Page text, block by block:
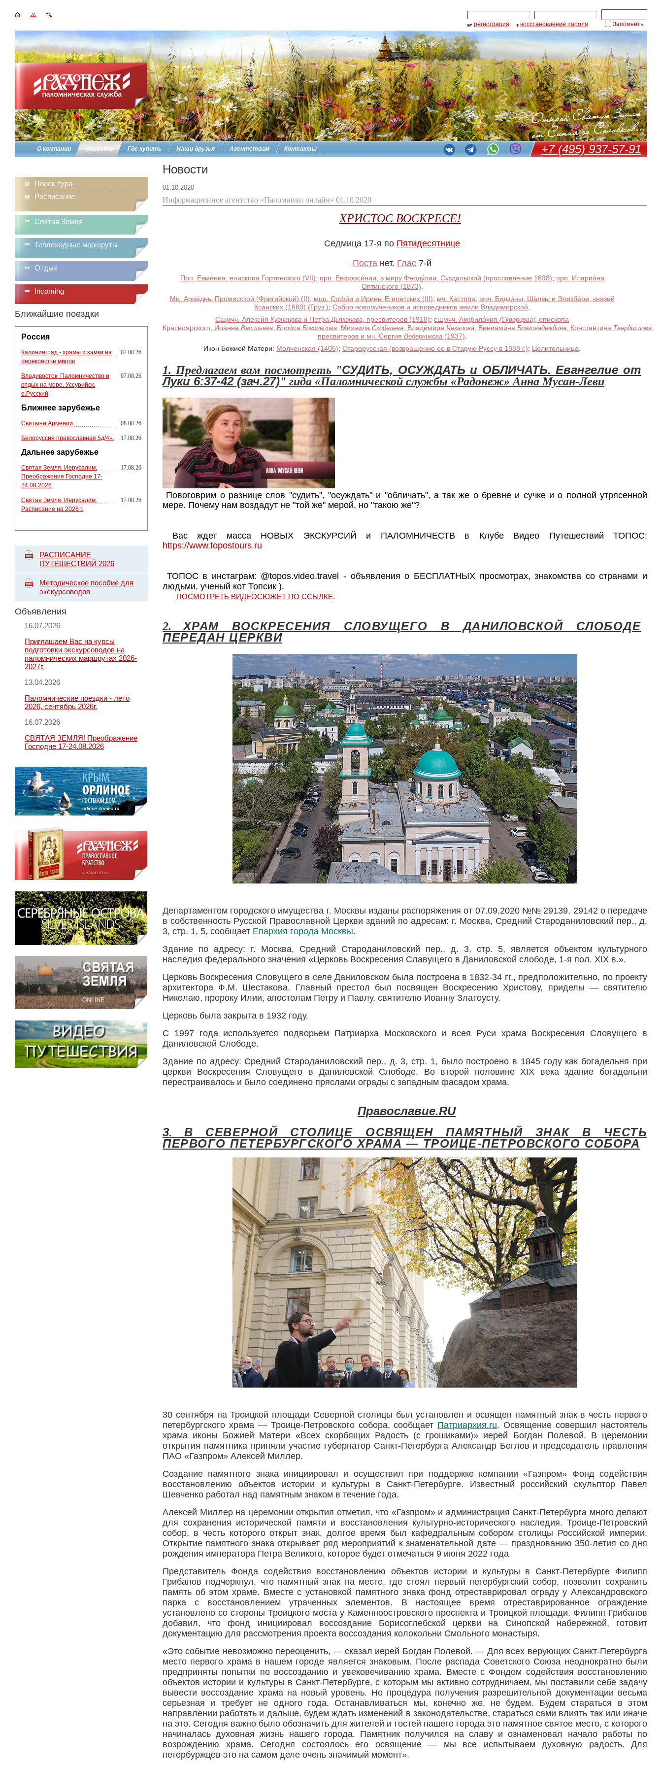
регистрация восстановление пароля Запомнить
О компании Новости Где купить Наши друзья Агентствам Контакты +7 (495) 937-57-91
Поиск тура
Расписание
Святая Земля
Теплоходные маршруты
Отдых
Incoming
Ближайшие поездки
Россия
Калининград - храмы и замки на
перекрестке миров
07.08.26
Владивосток. Паломничество и
отдых на море. Уссурийск.
о.Русский
07.08.26
Ближнее зарубежье
Святыни Армении 08.08.26
Белоруссия православная 5д/4н. 17.08.26
Дальнее зарубежье
Святая Земля. Иерусалим.
Преображение Господне 17-
24.08.2026
17.08.26
Святая Земля. Иерусалим.
Расписание на 2026 г.
17.08.26
РАСПИСАНИЕ
ПУТЕШЕСТВИЙ 2026
Методическое пособие для
экскурсоводов
Объявления
16.07.2026
Приглашаем Вас на курсы
подготовки экскурсоводов на
паломнических маршрутах 2026-
2027г.
13.04.2026
Паломнические поездки - лето
2026, сентябрь 2026г.
16.07.2026
СВЯТАЯ ЗЕМЛЯ! Преображение
Господне 17-24.08.2026
Новости
01.10.2020
Информационное агентство «Паломники онлайн» 01.10.2020
ХРИСТОС ВОСКРЕСЕ!
Седмица 17-я по Пятидесятнице
Поста нет. Глас 7-й
Прп. Евме́ния, епископа Гортинского (VII); прп. Евфроси́нии, в миру Феоду́лии, Суздальской (прославление 1698); прп. Иларио́на
Оптинского (1873)
Мц. Ариа́дны Промисской (Фригийской) (II); мцц. Софи́и и Ирины Египетских (III); мч. Ка́стора; мчч. Бидзи́ны, Ша́лвы и Элизба́ра, князей
Ксанских (1660) (Груз.); Собор новомучеников и исповедников земли Владимирской
Сщмчч. Алекси́я Кузнецова и Петра Дьяконова , пресвитеров (1918); сщмчч. Амфило́хия (Скворцова) , епископа
Красноярского, Иоа́нна Васильева Бори́са Боголепова Михаила Скобелева Влади́мира Чекалова Вениами́на Благонадеждина Константина Твердислова
пресвитеров и мч. Се́ргия Ведерникова(1937)
Икон Божией Матери: Молченская (1405); Старорусская (возвращение ее в Старую Руссу в 1888 г.); Целительница
1. Предлагаем вам посмотреть "СУДИТЬ, ОСУЖДАТЬ и ОБЛИЧАТЬ. Евангелие от
Луки 6:37-42 (зач.27)" гида «Паломнической службы «Радонеж» Анна Мусан-Леви
мере. Почему нам воздадут не "той же" мерой, но "такою же"?
Вас ждет масса НОВЫХ ЭКСКУРСИЙ и ПАЛОМНИЧЕСТВ в Клубе Видео Путешествий ТОПОС:
https://www.topostours.ru
людьми, ученый кот Топсик ).
ПОСМОТРЕТЬ ВИДЕОСЮЖЕТ ПО ССЫЛКЕ.
2. ХРАМ ВОСКРЕСЕНИЯ СЛОВУЩЕГО В ДАНИЛОВСКОЙ СЛОБОДЕ
ПЕРЕДАН ЦЕРКВИ
Департаментом городского имущества г. Москвы изданы распоряжения от 07.09.2020 №№ 29139, 29142 о передаче
в собственность Русской Православной Церкви зданий по адресам: г. Москва, Средний Староданиловский пер., д.
3, стр. 1, 5, сообщает Епархия города Москвы.
Здание по адресу: г. Москва, Средний Староданиловский пер., д. 3, стр. 5, является объектом культурного
наследия федерального значения «Церковь Воскресения Славущего в Даниловской слободе, 1-я пол. XIX в.».
Церковь Воскресения Словущего в селе Даниловском была построена в 1832-34 гг., предположительно, по проекту
архитектора Ф.М. Шестакова. Главный престол был посвящен Воскресению Христову, приделы — святителю
Николаю, пророку Илии, апостолам Петру и Павлу, святителю Иоанну Златоусту.
Церковь была закрыта в 1932 году.
С 1997 года используется подворьем Патриарха Московского и всея Руси храма Воскресения Словущего в
Даниловской Слободе.
Здание по адресу: Средний Староданиловский пер., д. 3, стр. 1, было построено в 1845 году как богадельня при
церкви Воскресения Словущего в Даниловской Слободе. Во второй половине XIX века здание богадельни
перестраивалось и было соединено пряслами ограды с западным фасадом храма.
Православие.RU
3. В СЕВЕРНОЙ СТОЛИЦЕ ОСВЯЩЕН ПАМЯТНЫЙ ЗНАК В ЧЕСТЬ
ПЕРВОГО ПЕТЕРБУРГСКОГО ХРАМА — ТРОИЦЕ-ПЕТРОВСКОГО СОБОРА
30 сентября на Троицкой площади Северной столицы был установлен и освящен памятный знак в честь первого
петербургского храма — Троице-Петровского собора, сообщает Патриархия.ru. Освящение совершил настоятель
храма иконы Божией Матери «Всех скорбящих Радость (с грошиками)» иерей Богдан Полевой. В церемонии
открытия памятника приняли участие губернатор Санкт-Петербурга Александр Беглов и председатель правления
ПАО «Газпром» Алексей Миллер.
Создание памятного знака инициировал и осуществил при поддержке компании «Газпром» Фонд содействия
восстановлению объектов истории и культуры в Санкт-Петербурге. Известный российский скульптор Павел
Шевченко работал над памятным знаком в течение года.
Алексей Миллер на церемонии открытия отметил, что «Газпром» и администрация Санкт-Петербурга много делают
для сохранения исторической памяти и восстановления культурно-исторического наследия. Троице-Петровский
собор, в честь которого открыт знак, долгое время был кафедральным собором столицы Российской империи.
Открытие памятного знака открывает ряд мероприятий к знаменательной дате — празднованию 350-летия со дня
рождения императора Петра Великого, которое будет отмечаться 9 июня 2022 года.
Представитель Фонда содействия восстановлению объектов истории и культуры в Санкт-Петербурге Филипп
Грибанов подчеркнул, что памятный знак на месте, где стоял первый петербургский собор, позволит сохранить
память об этом храме. Вместе с установкой памятного знака фонд отреставрировал ограду у Александровского
парка с восстановлением утраченных элементов. В настоящее время отреставрированное ограждение
установлено со стороны Троицкого моста у Каменноостровского проспекта и Троицкой площади. Филипп Грибанов
добавил, что фонд инициировал воссоздание Борисоглебской церкви на Синопской набережной, готовит
документацию для рассмотрения проекта воссоздания колокольни Смольного монастыря.
«Это событие невозможно переоценить, — сказал иерей Богдан Полевой. — Для всех верующих Санкт-Петербурга
место первого храма в нашем городе является знаковым. После распада Советского Союза неоднократно были
предприняты попытки по воссозданию и увековечиванию храма. Вместе с Фондом содействия восстановлению
объектов истории и культуры в Санкт-Петербурге, с которым мы активно сотрудничаем, мы поставили себе задачу
вывести воссоздание храма на новый уровень. Но процедура получения разрешительной документации весьма
серьезная и требует не одного года. Останавливаться мы, конечно же, не будем. Будем стараться в этом
направлении работать и дальше, будем ждать изменений в законодательстве, стараться сами влиять так или иначе
на это. Сегодня важно было обозначить для жителей и гостей нашего города это памятное святое место, с которого
начиналась духовная жизнь нашего города. Памятник получился на славу и ознаменовал начало работы по
возрождению храма. Сегодня состоялось его освящение — мы все испытываем духовную радость. Для
петербуржцев это на самом деле очень значимый момент».